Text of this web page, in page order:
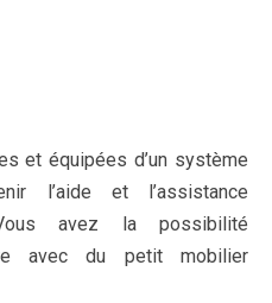
et équipées d’un système
l’aide et l’assistance
avez la possibilité
avec du petit mobilier